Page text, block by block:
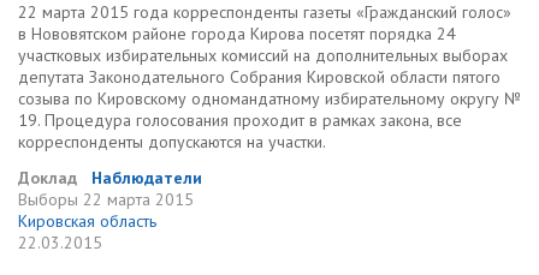
22 марта 2015 года корреспонденты газеты «Гражданский голос»
в Нововятском районе города Кирова посетят порядка 24
участковых избирательных комиссий на дополнительных выборах
депутата Законодательного Собрания Кировской области пятого
созыва по Кировскому одномандатному избирательному округу №
19. Процедура голосования проходит в рамках закона, все
корреспонденты допускаются на участки.
Доклад
Наблюдатели
Выборы 22 марта 2015
Кировская область
22.03.2015